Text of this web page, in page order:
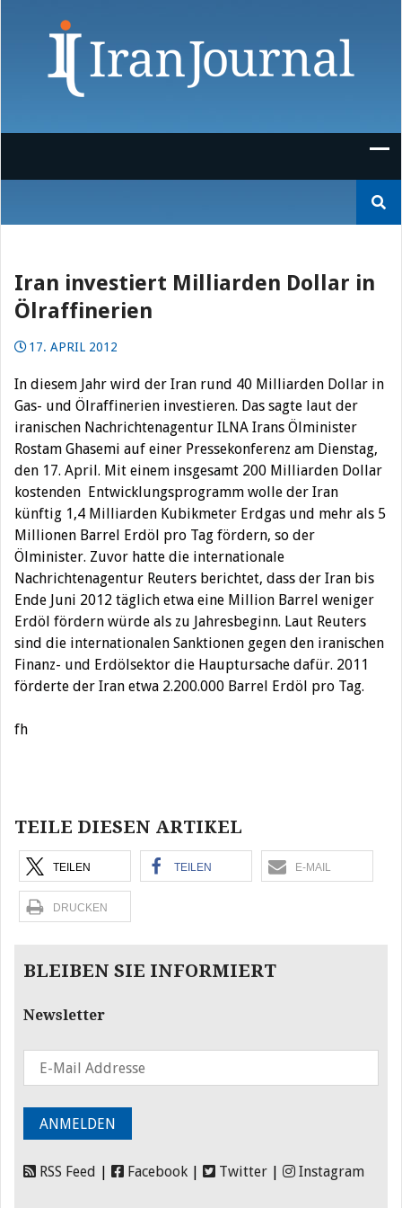
nach:
Iran investiert Milliarden Dollar in
Ölraffinerien
17. APRIL 2012
In diesem Jahr wird der Iran rund 40 Milliarden Dollar in
Gas- und Ölraffinerien investieren. Das sagte laut der
iranischen Nachrichtenagentur ILNA Irans Ölminister
Rostam Ghasemi auf einer Pressekonferenz am Dienstag,
den 17. April. Mit einem insgesamt 200 Milliarden Dollar
kostenden Entwicklungsprogramm wolle der Iran
künftig 1,4 Milliarden Kubikmeter Erdgas und mehr als 5
Millionen Barrel Erdöl pro Tag fördern, so der
Ölminister. Zuvor hatte die internationale
Nachrichtenagentur Reuters berichtet, dass der Iran bis
Ende Juni 2012 täglich etwa eine Million Barrel weniger
Erdöl fördern würde als zu Jahresbeginn. Laut Reuters
sind die internationalen Sanktionen gegen den iranischen
Finanz- und Erdölsektor die Hauptursache dafür. 2011
förderte der Iran etwa 2.200.000 Barrel Erdöl pro Tag.
fh
TEILE DIESEN ARTIKEL
TEILEN TEILEN E-MAIL
DRUCKEN
BLEIBEN SIE INFORMIERT
Newsletter
RSS Feed Facebook Twitter Instagram